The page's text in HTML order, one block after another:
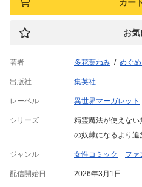
カー
お気
著者 多花葉ねみ めぐめ
出版社 集英社
レーベル 異世界マーガレット
シリーズ
精霊魔法が使えな
の奴隷になるより追
ジャンル 女性コミック ファ
配信開始日 2026年3月1日